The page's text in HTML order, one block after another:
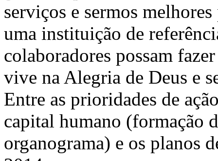
serviços e sermos
uma instituição de
colaboradores possam
vive na Alegria de Deus e
Entre as prioridades de
capital humano (formação
organograma) e os planos